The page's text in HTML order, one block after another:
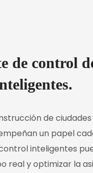
de control
de
un papel
inteligentes
real y optimizar la